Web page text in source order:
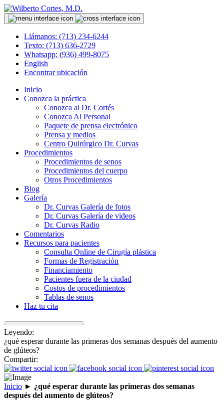
Llámanos: (713) 234-6244
Texto: (713) 636-2729
Whatsapp: (936) 499-8075
English
Encontrar ubicación
Inicio
Conozca la práctica
Conozca al Dr. Cortés
Conozca Al Personal
Paquete de prensa electrónico
Prensa y medios
Centro Quirúrgico Dr. Curvas
Procedimientos
Procedimientos de senos
Procedimientos del cuerpo
Otros Procedimientos
Blog
Galería
Dr. Curvas Galería de fotos
Dr. Curvas Galería de videos
Dr. Curvas Radio
Comentarios
Recursos para pacientes
Consulta Online de Cirugía plástica
Formas de Registración
Financiamiento
Pacientes fuera de la ciudad
Costos de procedimientos
Tablas de senos
Haz tu cita
Leyendo:
¿qué esperar durante las primeras dos semanas después del aumento
de glúteos?
Compartir:
Inicio ► ¿qué esperar durante las primeras dos semanas
después del aumento de glúteos?